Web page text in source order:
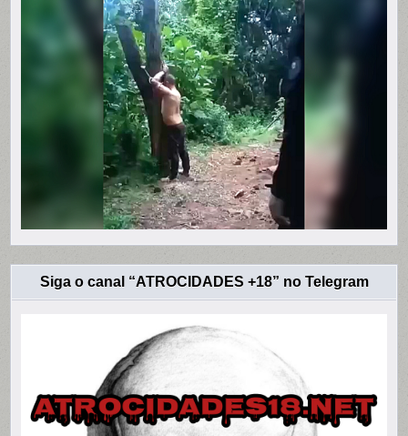
Siga o canal “ATROCIDADES +18” no Telegram